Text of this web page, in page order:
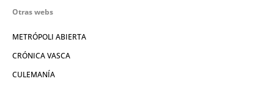
Otras webs
METRÓPOLI ABIERTA
CRÓNICA VASCA
CULEMANÍA